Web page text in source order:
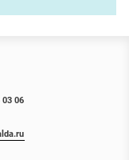
03 06